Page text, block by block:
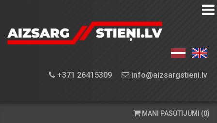
+371 26415309 info@aizsargstieni.lv
AIZSARGSTIEŅU
APRĪKOJUMA
MANI PASŪTĪJUMI (0)